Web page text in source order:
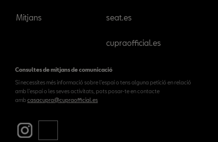
Mitjans seat.es
cupraofficial.es
Consultes de mitjans de comunicació
Si necessites més informació sobre l'espai o tens alguna petició en relació
amb l'espai o les seves activitats, pots posar-te en contacte
amb casacupra@cupraofficial.es